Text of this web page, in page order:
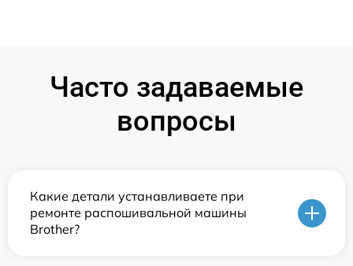
Часто задаваемые
вопросы
Какие детали устанавливаете при
ремонте распошивальной машины
Brother?